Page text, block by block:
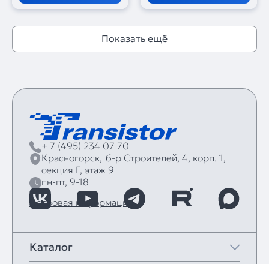
Показать ещё
+ 7 (495) 234 07 70
Красногорск, б‑р Строителей, 4, корп. 1,
секция Г, этаж 9
пн-пт, 9-18
Правовая информация
Каталог